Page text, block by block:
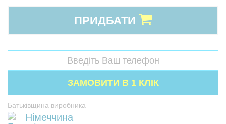
ПРИДБАТИ
Батьківщина виробника
Німеччина